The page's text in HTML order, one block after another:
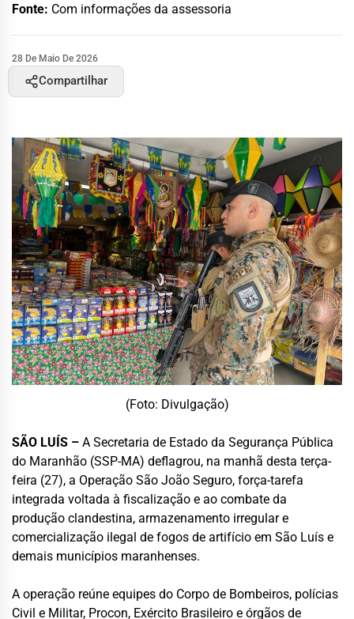
Fonte: Com informações da assessoria
28 De Maio De 2026
Compartilhar
(Foto: Divulgação)
SÃO LUÍS – A Secretaria de Estado da Segurança Pública
do Maranhão (SSP-MA) deflagrou, na manhã desta terça-
feira (27), a Operação São João Seguro, força-tarefa
integrada voltada à fiscalização e ao combate da
produção clandestina, armazenamento irregular e
comercialização ilegal de fogos de artifício em São Luís e
demais municípios maranhenses.
A operação reúne equipes do Corpo de Bombeiros, polícias
Civil e Militar, Procon, Exército Brasileiro e órgãos de